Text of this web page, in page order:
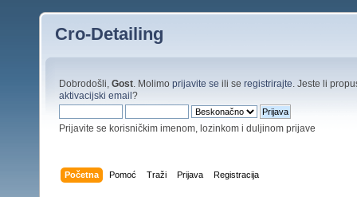
Cro-Detailing
Dobrodošli, Gost . Molimo prijavite se ili se registrirajte . Jeste li
aktivacijski email?
Prijavite se korisničkim imenom, lozinkom i duljinom prijave
Početna Pomoć Traži Prijava Registracija